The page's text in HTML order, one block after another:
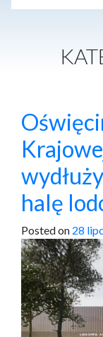
halę
Posted on 28